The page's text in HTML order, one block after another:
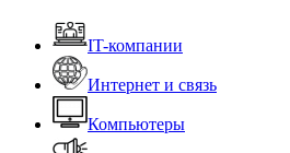
IT-компании
Интернет и связь
Компьютеры